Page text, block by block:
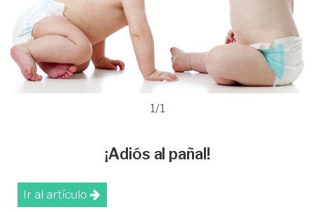
1/1
¡Adiós al pañal!
Ir al artículo